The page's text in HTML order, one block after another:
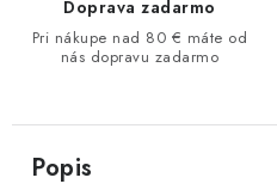
Doprava zadarmo
Pri nákupe nad 80 € máte od
nás dopravu zadarmo
Popis